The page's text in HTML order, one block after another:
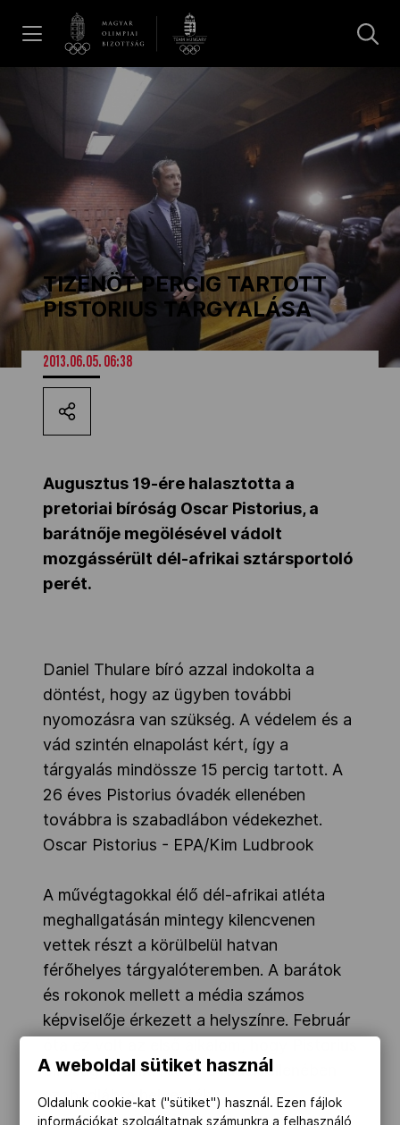
Galéria
Dakar 2026
Los Angeles 2028
MOB
Kettőskarrier-program
NOB
Társszervezetek
Adatbank
TIZENÖT PERCIG TARTOTT
PISTORIUS TÁRGYALÁSA
2013.06.05. 06:38
Augusztus 19-ére halasztotta a
pretoriai bíróság Oscar Pistorius, a
barátnője megölésével vádolt
mozgássérült dél-afrikai sztársportoló
perét.
Daniel Thulare bíró azzal indokolta a
döntést, hogy az ügyben további
nyomozásra van szükség. A védelem és a
vád szintén elnapolást kért, így a
tárgyalás mindössze 15 percig tartott. A
26 éves Pistorius óvadék ellenében
továbbra is szabadlábon védekezhet.
Oscar Pistorius - EPA/Kim Ludbrook
A művégtagokkal élő dél-afrikai atléta
meghallgatásán mintegy kilencvenen
vettek részt a körülbelül hatvan
férőhelyes tárgyalóteremben. A barátok
és rokonok mellett a média számos
képviselője érkezett a helyszínre. Február
bíróság elé állt. Akkor óvadék ellenében
szabadlábra helyezték.
A weboldal sütiket használ
Oldalunk cookie-kat ("sütiket") használ. Ezen fájlok
információkat szolgáltatnak számunkra a felhasználó